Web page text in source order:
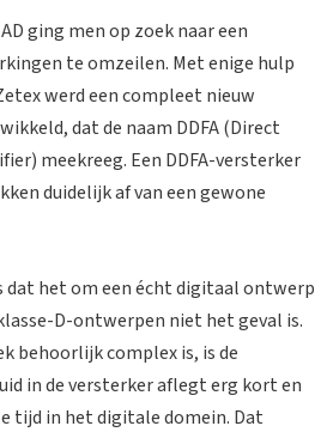
ging men op zoek naar een
te omzeilen. Met enige hulp
werd een compleet nieuw
dat de naam DDFA (Direct
meekreeg. Een DDFA-versterker
duidelijk af van een gewone
dat het om een écht digitaal ontwerp
D-ontwerpen niet het geval is.
behoorlijk complex is, is de
in de versterker aflegt erg kort en
tijd in het digitale domein. Dat